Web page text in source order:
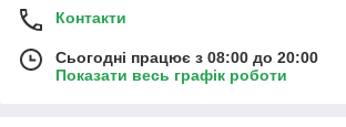
Контакти
Сьогодні працює з 08:00 до 20:00
Показати весь графік роботи